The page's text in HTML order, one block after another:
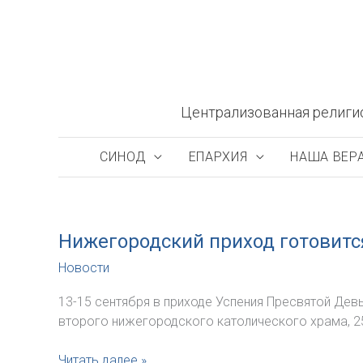
Централизованная
СИНОД ЕПАРХИЯ НАША
Нижегородский приход
Новости
13-15 сентября в приходе Успения Пресвятой
второго нижегородского католического храма,
Нижегородский